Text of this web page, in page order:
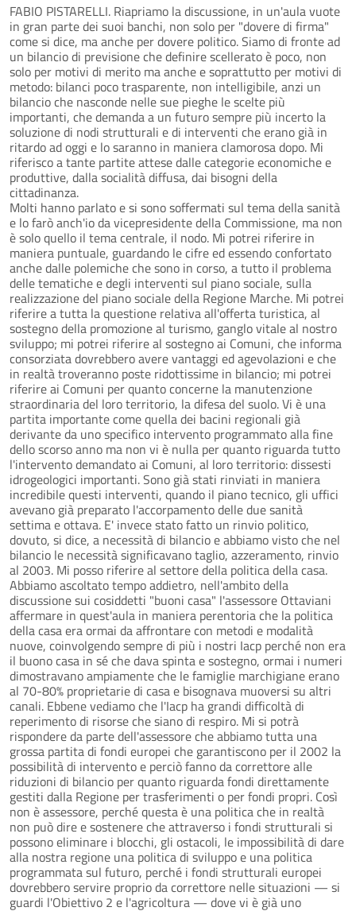
FABIO PISTARELLI. Riapriamo la discussione, in un'aula vuote
in gran parte dei suoi banchi, non solo per "dovere di firma"
come si dice, ma anche per dovere politico. Siamo di fronte ad
un bilancio di previsione che definire scellerato è poco, non
solo per motivi di merito ma anche e soprattutto per motivi di
metodo: bilanci poco trasparente, non intelligibile, anzi un
bilancio che nasconde nelle sue pieghe le scelte più
importanti, che demanda a un futuro sempre più incerto la
soluzione di nodi strutturali e di interventi che erano già in
ritardo ad oggi e lo saranno in maniera clamorosa dopo. Mi
riferisco a tante partite attese dalle categorie economiche e
produttive, dalla socialità diffusa, dai bisogni della
cittadinanza.
Molti hanno parlato e si sono soffermati sul tema della sanità
e lo farò anch'io da vicepresidente della Commissione, ma non
è solo quello il tema centrale, il nodo. Mi potrei riferire in
maniera puntuale, guardando le cifre ed essendo confortato
anche dalle polemiche che sono in corso, a tutto il problema
delle tematiche e degli interventi sul piano sociale, sulla
realizzazione del piano sociale della Regione Marche. Mi potrei
riferire a tutta la questione relativa all'offerta turistica, al
sostegno della promozione al turismo, ganglo vitale al nostro
sviluppo; mi potrei riferire al sostegno ai Comuni, che informa
consorziata dovrebbero avere vantaggi ed agevolazioni e che
in realtà troveranno poste ridottissime in bilancio; mi potrei
riferire ai Comuni per quanto concerne la manutenzione
straordinaria del loro territorio, la difesa del suolo. Vi è una
partita importante come quella dei bacini regionali già
derivante da uno specifico intervento programmato alla fine
dello scorso anno ma non vi è nulla per quanto riguarda tutto
l'intervento demandato ai Comuni, al loro territorio: dissesti
idrogeologici importanti. Sono già stati rinviati in maniera
incredibile questi interventi, quando il piano tecnico, gli uffici
avevano già preparato l'accorpamento delle due sanità
settima e ottava. E' invece stato fatto un rinvio politico,
dovuto, si dice, a necessità di bilancio e abbiamo visto che nel
bilancio le necessità significavano taglio, azzeramento, rinvio
al 2003. Mi posso riferire al settore della politica della casa.
Abbiamo ascoltato tempo addietro, nell'ambito della
discussione sui cosiddetti "buoni casa" l'assessore Ottaviani
affermare in quest'aula in maniera perentoria che la politica
della casa era ormai da affrontare con metodi e modalità
nuove, coinvolgendo sempre di più i nostri Iacp perché non era
il buono casa in sé che dava spinta e sostegno, ormai i numeri
dimostravano ampiamente che le famiglie marchigiane erano
al 70-80% proprietarie di casa e bisognava muoversi su altri
canali. Ebbene vediamo che l'Iacp ha grandi difficoltà di
reperimento di risorse che siano di respiro. Mi si potrà
rispondere da parte dell'assessore che abbiamo tutta una
grossa partita di fondi europei che garantiscono per il 2002 la
possibilità di intervento e perciò fanno da correttore alle
riduzioni di bilancio per quanto riguarda fondi direttamente
gestiti dalla Regione per trasferimenti o per fondi propri. Così
non è assessore, perché questa è una politica che in realtà
non può dire e sostenere che attraverso i fondi strutturali si
possono eliminare i blocchi, gli ostacoli, le impossibilità di dare
alla nostra regione una politica di sviluppo e una politica
programmata sul futuro, perché i fondi strutturali europei
dovrebbero servire proprio da correttore nelle situazioni — si
guardi l'Obiettivo 2 e l'agricoltura — dove vi è già uno